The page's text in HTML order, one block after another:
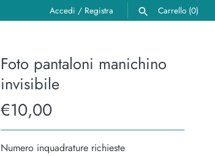
Accedi / Registra Carrello (0)
Foto pantaloni manichino
invisibile
€10,00
Numero inquadrature richieste